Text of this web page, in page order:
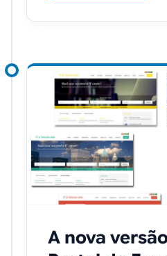
A nova